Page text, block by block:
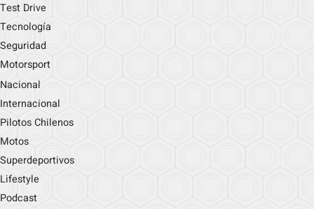
Test Drive
Tecnología
Seguridad
Motorsport
Nacional
Internacional
Pilotos Chilenos
Motos
Superdeportivos
Lifestyle
Podcast